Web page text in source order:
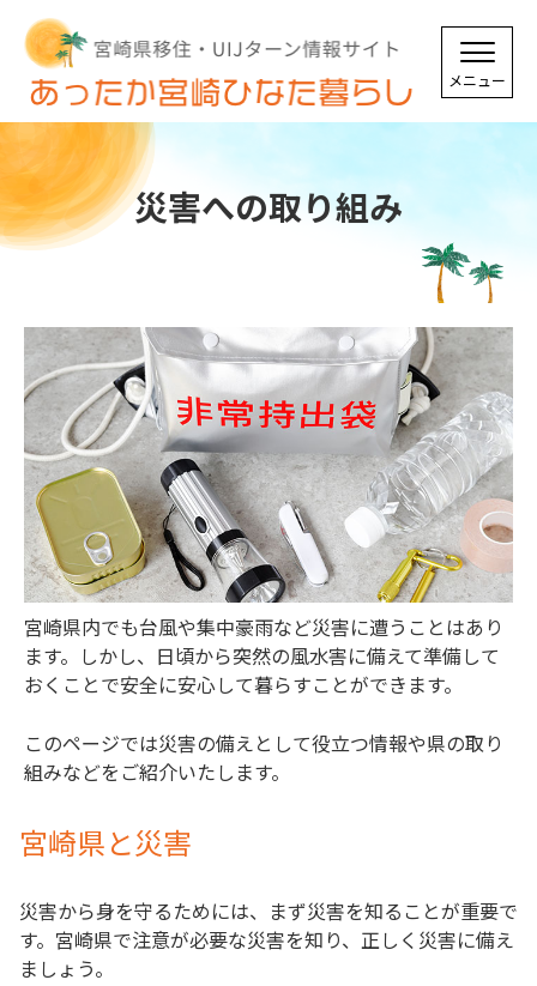
災害への取り組み
宮崎県内でも台風や集中豪雨など災害に遭うことはあり
ます。しかし、日頃から突然の風水害に備えて準備して
おくことで安全に安心して暮らすことができます。
このページでは災害の備えとして役立つ情報や県の取り
組みなどをご紹介いたします。
宮崎県と災害
災害から身を守るためには、まず災害を知ることが重要で
す。宮崎県で注意が必要な災害を知り、正しく災害に備え
ましょう。